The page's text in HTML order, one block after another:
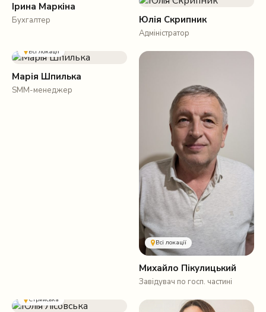
Ірина Маркіна
Бухгалтер Юлія Скрипник
Адміністратор
Всі локації
Марія Шпилька
SMM-менеджер
Всі локації
Михайло Пікулицький
Завідувач по госп. частині
Стрийська